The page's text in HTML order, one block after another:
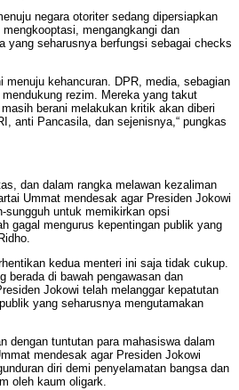
negara otoriter sedang dipersiapkan
mengangkangi dan
yang seharusnya berfungsi sebagai checks
menuju kehancuran. DPR, media, sebagian
rezim. Mereka yang takut
berani melakukan kritik akan diberi
anti Pancasila, dan sejenisnya,“ pungkas
dan dalam rangka melawan kezaliman
Ummat mendesak agar Presiden Jokowi
sungguh untuk memikirkan opsi
gagal mengurus kepentingan publik yang
kedua menteri ini saja tidak cukup.
berada di bawah pengawasan dan
Jokowi telah melanggar kepatutan
yang seharusnya mengutamakan
dengan tuntutan para mahasiswa dalam
mendesak agar Presiden Jokowi
diri demi penyelamatan bangsa dan
oleh kaum oligark.